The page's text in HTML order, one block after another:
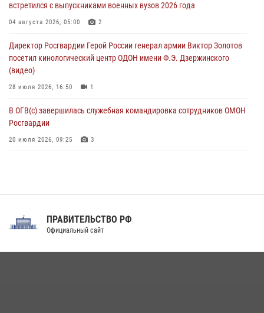
В Великом Новгороде СОБР Росгвардии оказал содействие в
задержании подозреваемых в причинении имущественного ущерба
встретился с выпускниками военных вузов 2026 года
04 августа 2026, 05:00 2
Директор Росгвардии Герой России генерал армии Виктор Золотов
посетил кинологический центр ОДОН имени Ф.Э. Дзержинского
(видео)
28 июля 2026, 16:50 1
В ОГВ(с) завершилась служебная командировка сотрудников ОМОН
Росгвардии
20 июля 2026, 09:25 3
Праздник «Один день с Росгвардией» к 105-летию Центрального
ПРАВИТЕЛЬСТВО РФ
Официальный сайт